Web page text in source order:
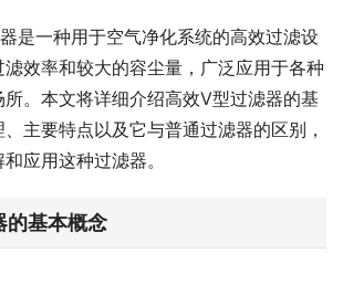
是一种用于空气净化系统的高效过滤设
效率和较大的容尘量，广泛应用于各种
。本文将详细介绍高效V型过滤器的基
主要特点以及它与普通过滤器的区别，
应用这种过滤器。
的基本概念